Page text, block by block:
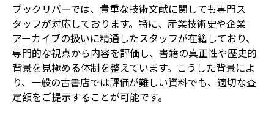
ブックリバーでは、貴重な技術文献に関しても専門ス
タッフが対応しております。特に、産業技術史や企業
アーカイブの扱いに精通したスタッフが在籍しており、
専門的な視点から内容を評価し、書籍の真正性や歴史的
背景を見極める体制を整えています。こうした背景によ
り、一般の古書店では評価が難しい資料でも、適切な査
定額をご提示することが可能です。